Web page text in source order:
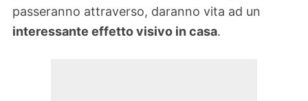
passeranno attraverso, daranno vita ad un
interessante effetto visivo in casa.